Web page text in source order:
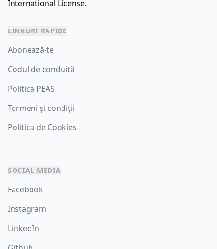
International License.
LINKURI RAPIDE
Abonează-te
Codul de conduită
Politica PEAS
Termeni și condiții
Politica de Cookies
SOCIAL MEDIA
Facebook
Instagram
LinkedIn